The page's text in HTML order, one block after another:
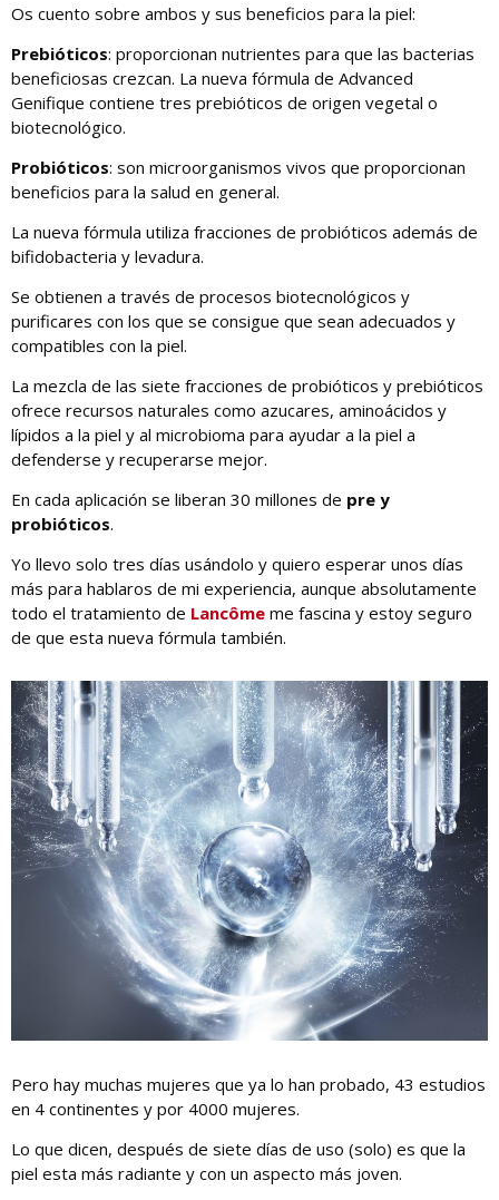
Os cuento sobre ambos y sus beneficios para la piel:
Prebióticos: proporcionan nutrientes para que las bacterias
beneficiosas crezcan. La nueva fórmula de Advanced
Genifique contiene tres prebióticos de origen vegetal o
biotecnológico.
Probióticos: son microorganismos vivos que proporcionan
beneficios para la salud en general.
La nueva fórmula utiliza fracciones de probióticos además de
bifidobacteria y levadura.
Se obtienen a través de procesos biotecnológicos y
purificares con los que se consigue que sean adecuados y
compatibles con la piel.
La mezcla de las siete fracciones de probióticos y prebióticos
ofrece recursos naturales como azucares, aminoácidos y
lípidos a la piel y al microbioma para ayudar a la piel a
defenderse y recuperarse mejor.
En cada aplicación se liberan 30 millones de pre y
probióticos.
Yo llevo solo tres días usándolo y quiero esperar unos días
más para hablaros de mi experiencia, aunque absolutamente
todo el tratamiento de Lancôme me fascina y estoy seguro
de que esta nueva fórmula también.
Pero hay muchas mujeres que ya lo han probado, 43 estudios
en 4 continentes y por 4000 mujeres.
Lo que dicen, después de siete días de uso (solo) es que la
piel esta más radiante y con un aspecto más joven.